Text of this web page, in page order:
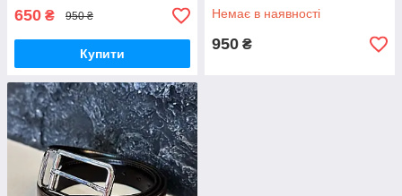
650 ₴ 950 ₴
Купити
Немає в наявності
950 ₴